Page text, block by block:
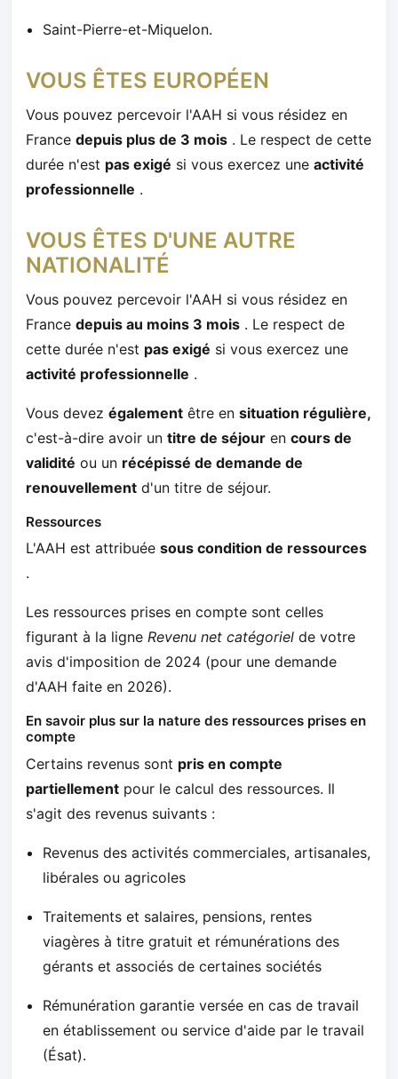
Saint-Pierre-et-Miquelon.
VOUS ÊTES EUROPÉEN
Vous pouvez percevoir l'AAH si vous résidez en
France depuis plus de 3 mois . Le respect de cette
durée n'est pas exigé si vous exercez une activité
professionnelle .
VOUS ÊTES D'UNE AUTRE
NATIONALITÉ
Vous pouvez percevoir l'AAH si vous résidez en
France depuis au moins 3 mois . Le respect de
cette durée n'est pas exigé si vous exercez une
activité professionnelle .
Vous devez également être en situation régulière,
c'est-à-dire avoir un titre de séjour en cours de
validité ou un récépissé de demande de
renouvellement d'un titre de séjour.
Ressources
L'AAH est attribuée sous condition de ressources
.
Les ressources prises en compte sont celles
figurant à la ligne Revenu net catégoriel de votre
avis d'imposition de 2024 (pour une demande
d'AAH faite en 2026).
En savoir plus sur la nature des ressources prises en
compte
Certains revenus sont pris en compte
partiellement pour le calcul des ressources. Il
s'agit des revenus suivants :
Revenus des activités commerciales, artisanales,
libérales ou agricoles
Traitements et salaires, pensions, rentes
viagères à titre gratuit et rémunérations des
gérants et associés de certaines sociétés
Rémunération garantie versée en cas de travail
en établissement ou service d'aide par le travail
(Ésat).